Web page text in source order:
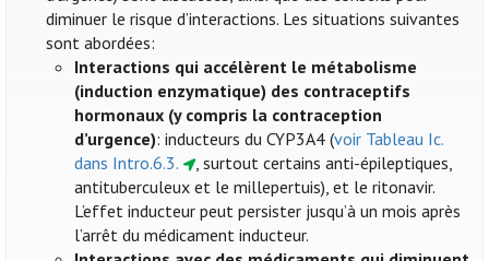
diminuer le risque d’interactions. Les situations suivantes
sont abordées:
Interactions qui accélèrent le métabolisme
(induction enzymatique) des contraceptifs
hormonaux (y compris la contraception
d’urgence): inducteurs du CYP3A4 (voir Tableau Ic.
dans Intro.6.3.
, surtout certains anti-épileptiques,
antituberculeux et le millepertuis), et le ritonavir.
L’effet inducteur peut persister jusqu’à un mois après
l’arrêt du médicament inducteur.